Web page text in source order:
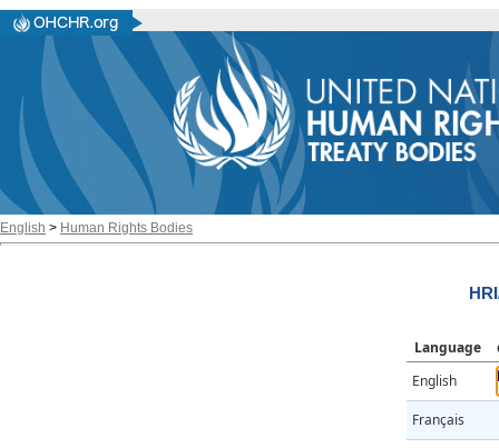
English > Human Rights Bodies
Language
English
Français